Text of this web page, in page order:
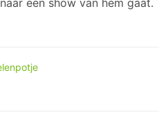
een show van hem